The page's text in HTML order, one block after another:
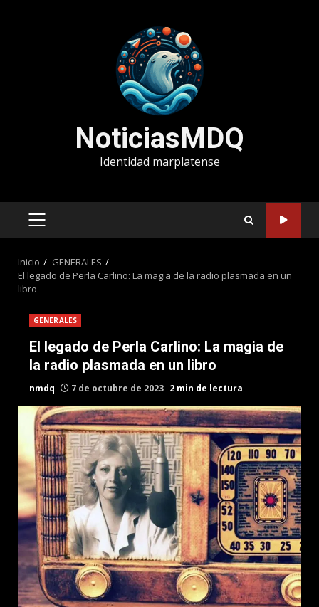
NoticiasMDQ
Identidad marplatense
MENÚ
Inicio
GENERALES
El legado de Perla Carlino: La magia de la radio plasmada en un
libro
GENERALES
El legado de Perla Carlino: La magia de
la radio plasmada en un libro
nmdq 7 de octubre de 2023 2 min de lectura